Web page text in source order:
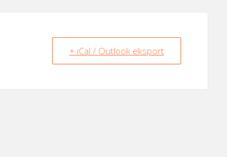
+ iCal / Outlook eksport